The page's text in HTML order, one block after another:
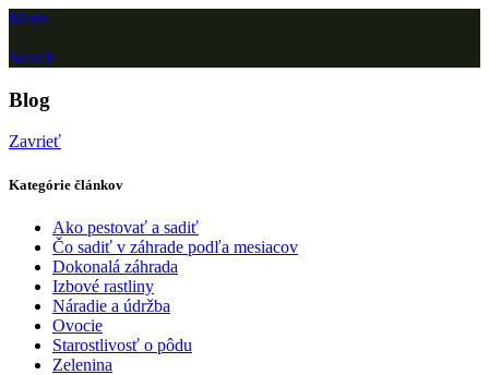
Menu
Search
Blog
Zavrieť
Kategórie článkov
Ako pestovať a sadiť
Čo sadiť v záhrade podľa mesiacov
Dokonalá záhrada
Izbové rastliny
Náradie a údržba
Ovocie
Starostlivosť o pôdu
Zelenina